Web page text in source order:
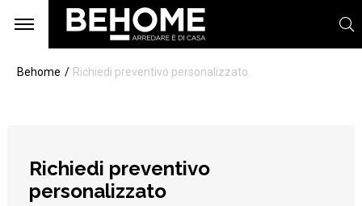
Behome Richiedi preventivo personalizzato
Richiedi preventivo
personalizzato